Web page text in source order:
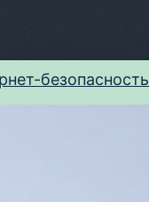
безопасность